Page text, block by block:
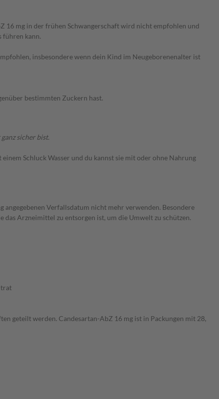
16 mg in der frühen Schwangerschaft wird nicht empfohlen und
führen kann.
insbesondere wenn dein Kind im Neugeborenenalter ist
bestimmten Zuckern hast.
sicher bist.
Schluck Wasser und du kannst sie mit oder ohne Nahrung
Verfallsdatum nicht mehr verwenden. Besondere
Arzneimittel zu entsorgen ist, um die Umwelt zu schützen.
geteilt werden. Candesartan-AbZ 16 mg ist in Packungen mit 28,